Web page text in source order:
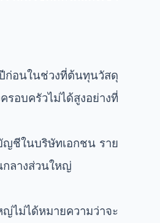
ก่อนในช่วงที่ต้นทุนวัสดุ
อบครัวไม่ได้สูงอย่างที่
ชีในบริษัทเอกชน ราย
กลางส่วนใหญ่
ไม่ได้หมายความว่าจะ